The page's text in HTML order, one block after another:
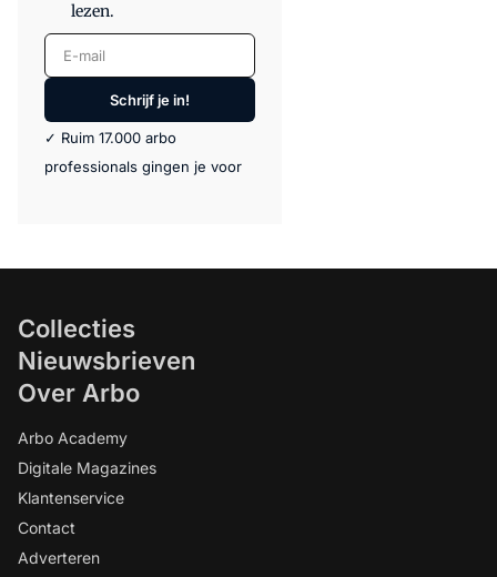
lezen.
E-mail
Schrijf je in!
✓ Ruim 17.000 arbo
professionals gingen je voor
Collecties
Nieuwsbrieven
Over Arbo
Arbo Academy
Digitale Magazines
Klantenservice
Contact
Adverteren